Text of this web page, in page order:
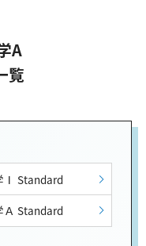
A
覧
Ⅰ Standard
Ａ Standard